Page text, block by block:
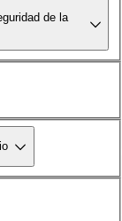
de la